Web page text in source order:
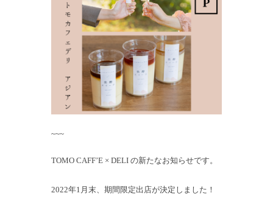
~~~
TOMO CAFF’E × DELI の新たなお知らせです。
2022年1月末、期間限定出店が決定しました！